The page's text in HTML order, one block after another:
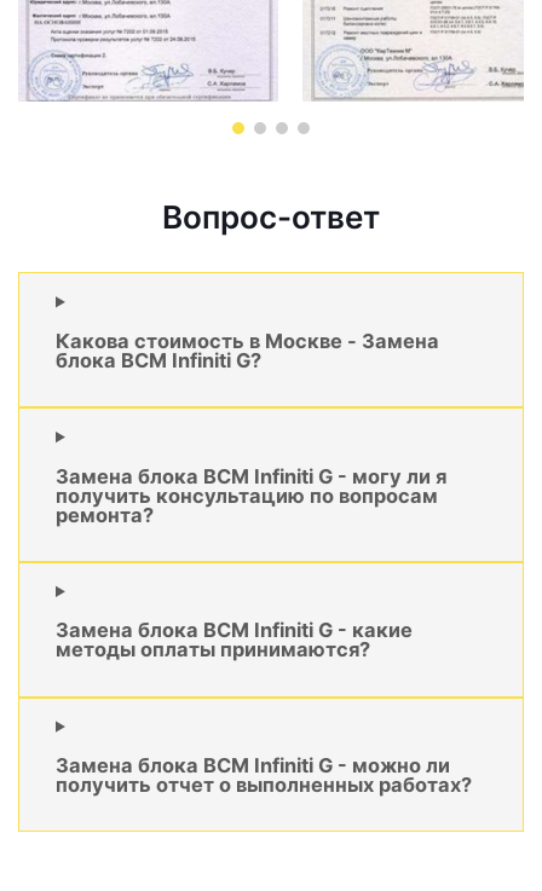
Вопрос-ответ
Какова стоимость в Москве - Замена
блока BCM Infiniti G?
Замена блока BCM Infiniti G - могу ли я
получить консультацию по вопросам
ремонта?
Замена блока BCM Infiniti G - какие
методы оплаты принимаются?
Замена блока BCM Infiniti G - можно ли
получить отчет о выполненных работах?